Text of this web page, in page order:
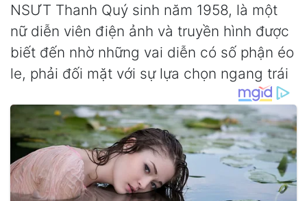
NSƯT Thanh Quý sinh năm 1958, là một
nữ diễn viên điện ảnh và truyền hình được
biết đến nhờ những vai diễn có số phận éo
le, phải đối mặt với sự lựa chọn ngang trái